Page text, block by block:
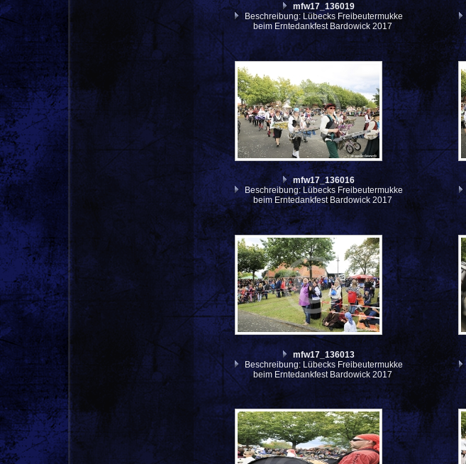
mfw17_136019
Beschreibung: Lübecks Freibeutermukke
beim Erntedankfest Bardowick 2017
mfw17_136016
Beschreibung: Lübecks Freibeutermukke
beim Erntedankfest Bardowick 2017
mfw17_136013
Beschreibung: Lübecks Freibeutermukke
beim Erntedankfest Bardowick 2017